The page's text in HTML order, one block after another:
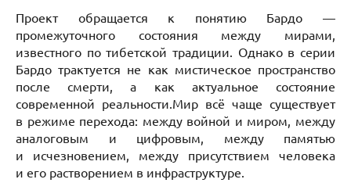
Проект обращается к понятию Бардо —
промежуточного состояния между мирами,
известного по тибетской традиции. Однако в серии
Бардо трактуется не как мистическое пространство
после смерти, а как актуальное состояние
современной реальности.Мир всё чаще существует
в режиме перехода: между войной и миром, между
аналоговым и цифровым, между памятью
и исчезновением, между присутствием человека
и его растворением в инфраструктуре.